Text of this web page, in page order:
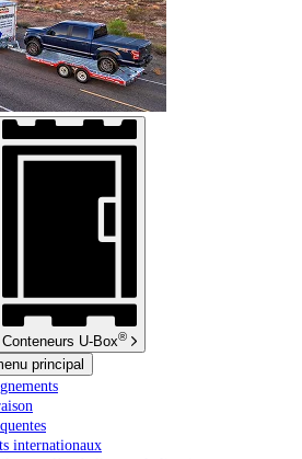
Conteneurs U-Box®
principal
internationaux